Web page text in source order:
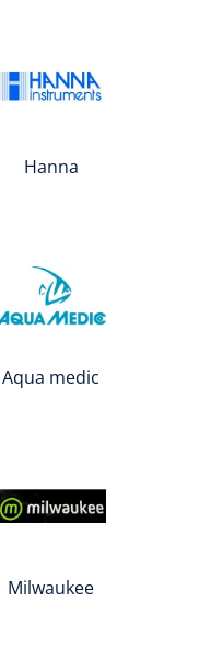
Hanna
Aqua medic
Milwaukee